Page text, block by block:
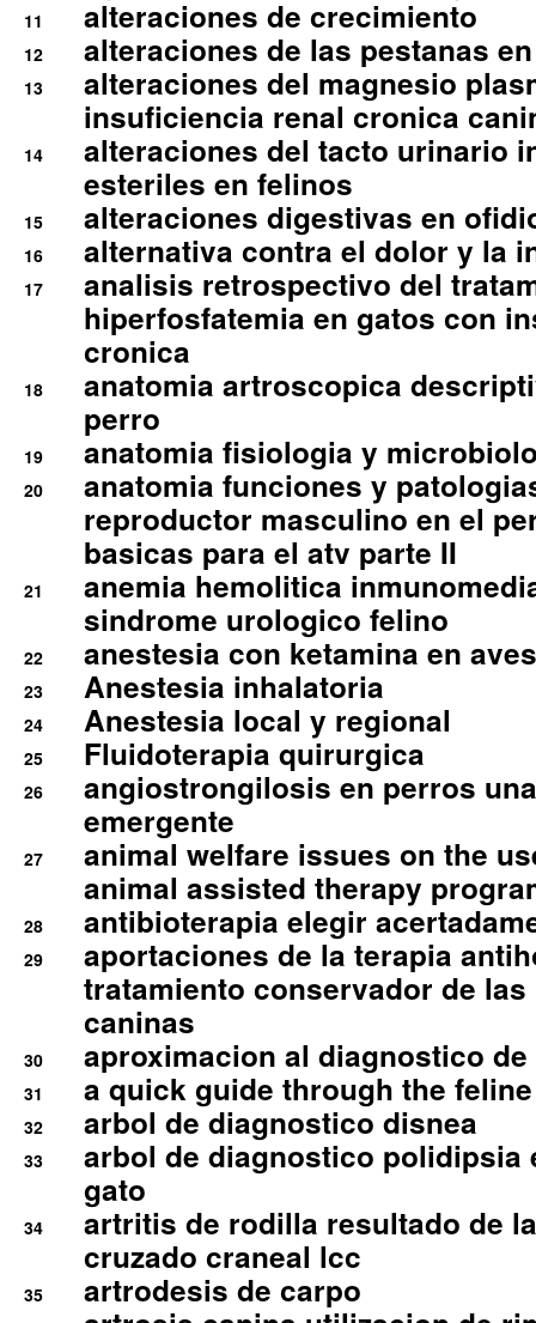
11 alteraciones de crecimiento
12 alteraciones de las pestanas
13
alteraciones del magnesio
insuficiencia renal cronica
14
alteraciones del tacto urinario
esteriles en felinos
15 alteraciones digestivas en
16 alternativa contra el dolor y la
17
analisis retrospectivo del
hiperfosfatemia en gatos con
cronica
18
anatomia artroscopica
perro
19 anatomia fisiologia y
20
anatomia funciones y
reproductor masculino en el
basicas para el atv parte II
21
anemia hemolitica
sindrome urologico felino
22 anestesia con ketamina en
23 Anestesia inhalatoria
24 Anestesia local y regional
25 Fluidoterapia quirurgica
26
angiostrongilosis en perros
emergente
27
animal welfare issues on the
animal assisted therapy
28 antibioterapia elegir
29
aportaciones de la terapia
tratamiento conservador de
caninas
30 aproximacion al diagnostico
31 a quick guide through the
32 arbol de diagnostico disnea
33
arbol de diagnostico polidipsia
gato
34
artritis de rodilla resultado de
cruzado craneal lcc
35 artrodesis de carpo